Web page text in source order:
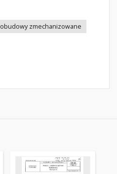
obudowy zmechanizowane